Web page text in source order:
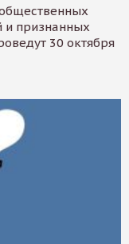
и признанных
30 октября